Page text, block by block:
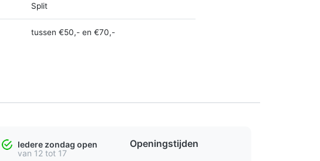
Split
tussen €50,- en €70,-
Iedere zondag open
van 12 tot 17
Openingstijden